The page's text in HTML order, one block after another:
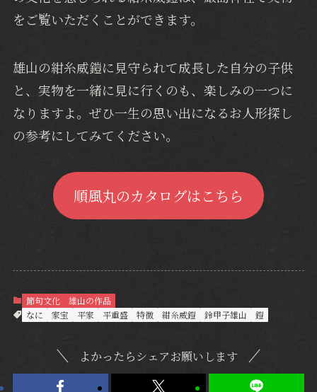
をご覧いただくことができます。
雄山の紺糸威鎧に見守られて成長した自分の子供
と、実物を一緒に見に行くのも、楽しみの一つに
なりますよ。ぜひ一生の思い出になるお人形探し
の参考にしてみてください。
順風丸のカタログはこちら
節句文化
雄山の作品
なに
家宝 平家 平重盛 特徴 紺糸威鎧 鈴甲子雄山 鎧
よかったらシェアお願いします